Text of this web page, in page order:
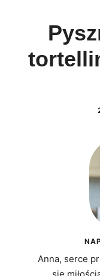
Anna, serce